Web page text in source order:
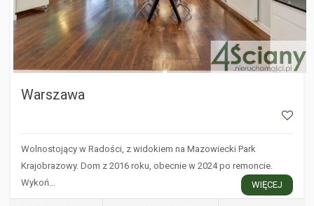
Warszawa
Wolnostojący w Radości, z widokiem na Mazowiecki Park
Krajobrazowy. Dom z 2016 roku, obecnie w 2024 po remoncie.
Wykoń…
WIĘCEJ